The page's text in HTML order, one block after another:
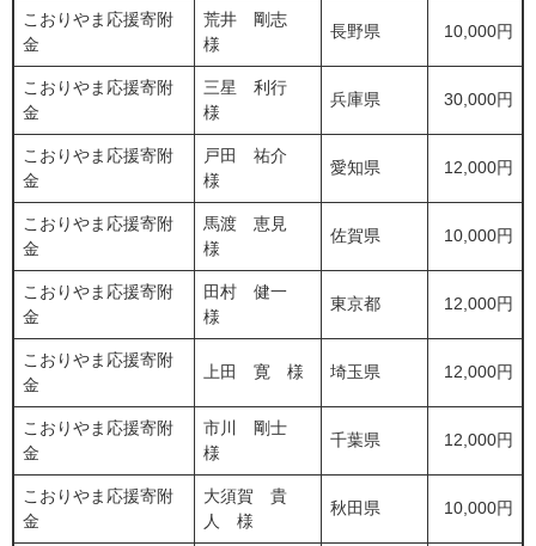
こおりやま応援寄附
金
荒井 剛志
様
長野県 10,000円
こおりやま応援寄附
金
三星 利行
様
兵庫県 30,000円
こおりやま応援寄附
金
戸田 祐介
様
愛知県 12,000円
こおりやま応援寄附
金
馬渡 恵見
様
佐賀県 10,000円
こおりやま応援寄附
金
田村 健一
様
東京都 12,000円
こおりやま応援寄附
金
上田 寛 様 埼玉県 12,000円
こおりやま応援寄附
金
市川 剛士
様
千葉県 12,000円
こおりやま応援寄附
金
大須賀 貴
人 様
秋田県 10,000円